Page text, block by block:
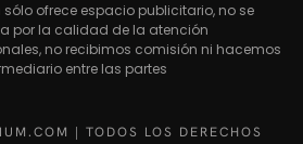
ofrece espacio publicitario, no se
por la calidad de la atención
no recibimos comisión ni hacemos
entre las partes
| TODOS LOS DERECHOS